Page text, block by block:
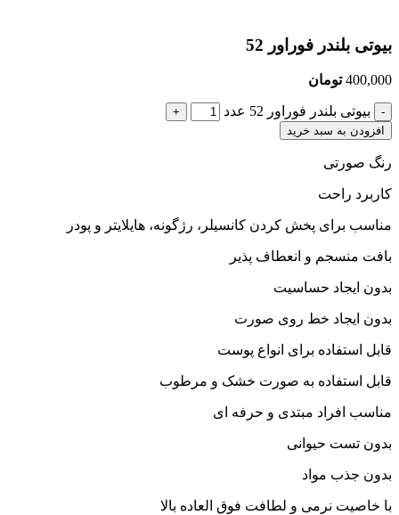
بیوتی بلندر فوراور 52
400,000 تومان
بیوتی بلندر فوراور 52 عدد
افزودن به سبد خرید
رنگ صورتی
کاربرد راحت
مناسب برای پخش کردن کانسیلر، رژگونه، هایلایتر و پودر
بافت منسجم و انعطاف پذیر
بدون ایجاد حساسیت
بدون ایجاد خط روی صورت
قابل استفاده برای انواع پوست
قابل استفاده به صورت خشک و مرطوب
مناسب افراد مبتدی و حرفه ای
بدون تست حیوانی
بدون جذب مواد
با خاصیت نرمی و لطافت فوق العاده بالا